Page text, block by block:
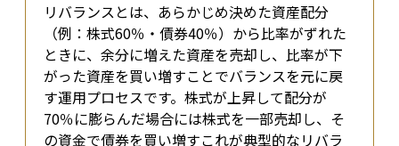
リバランスとは、あらかじめ決めた資産配分
（例：株式60％・債券40％）から比率がずれた
ときに、余分に増えた資産を売却し、比率が下
がった資産を買い増すことでバランスを元に戻
す運用プロセスです。株式が上昇して配分が
70％に膨らんだ場合には株式を一部売却し、そ
の資金で債券を買い増す――これが典型的なリバラ